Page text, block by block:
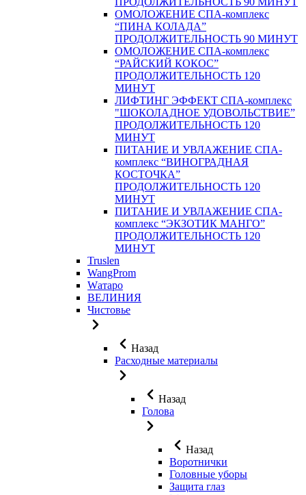
ОМОЛОЖЕНИЕ СПА-комплекс
“ПИНА КОЛАДА”
ПРОДОЛЖИТЕЛЬНОСТЬ 90 МИНУТ
ОМОЛОЖЕНИЕ СПА-комплекс
“РАЙСКИЙ КОКОС”
ПРОДОЛЖИТЕЛЬНОСТЬ 120
МИНУТ
ЛИФТИНГ ЭФФЕКТ СПА-комплекс
"ШОКОЛАДНОЕ УДОВОЛЬСТВИЕ”
ПРОДОЛЖИТЕЛЬНОСТЬ 120
МИНУТ
ПИТАНИЕ И УВЛАЖЕНИЕ СПА-
комплекс “ВИНОГРАДНАЯ
КОСТОЧКА”
ПРОДОЛЖИТЕЛЬНОСТЬ 120
МИНУТ
ПИТАНИЕ И УВЛАЖЕНИЕ СПА-
комплекс “ЭКЗОТИК МАНГО”
ПРОДОЛЖИТЕЛЬНОСТЬ 120
МИНУТ
Truslen
WangProm
Wатаро
ВЕЛИНИЯ
Чистовье
Назад
Расходные материалы
Назад
Голова
Назад
Воротнички
Головные уборы
Защита глаз